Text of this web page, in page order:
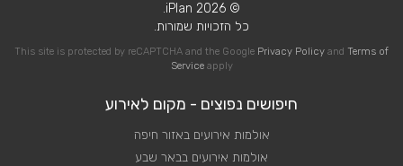
© 2026 iPlan.
כל הזכויות שמורות.
This site is protected by reCAPTCHA and the Google Privacy Policy and Terms of
Serviceapply
חיפושים נפוצים - מקום לאירוע
אולמות אירועים באזור חיפה
אולמות אירועים בבאר שבע